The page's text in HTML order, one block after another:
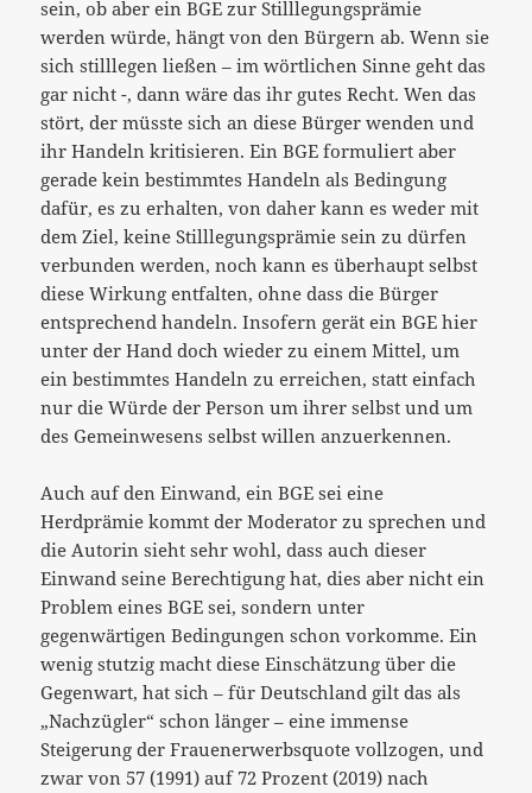
sein, ob aber ein BGE zur Stilllegungsprämie
werden würde, hängt von den Bürgern ab. Wenn sie
sich stilllegen ließen – im wörtlichen Sinne geht das
gar nicht -, dann wäre das ihr gutes Recht. Wen das
stört, der müsste sich an diese Bürger wenden und
ihr Handeln kritisieren. Ein BGE formuliert aber
gerade kein bestimmtes Handeln als Bedingung
dafür, es zu erhalten, von daher kann es weder mit
dem Ziel, keine Stilllegungsprämie sein zu dürfen
verbunden werden, noch kann es überhaupt selbst
diese Wirkung entfalten, ohne dass die Bürger
entsprechend handeln. Insofern gerät ein BGE hier
unter der Hand doch wieder zu einem Mittel, um
ein bestimmtes Handeln zu erreichen, statt einfach
nur die Würde der Person um ihrer selbst und um
des Gemeinwesens selbst willen anzuerkennen.
Auch auf den Einwand, ein BGE sei eine
Herdprämie kommt der Moderator zu sprechen und
die Autorin sieht sehr wohl, dass auch dieser
Einwand seine Berechtigung hat, dies aber nicht ein
Problem eines BGE sei, sondern unter
gegenwärtigen Bedingungen schon vorkomme. Ein
wenig stutzig macht diese Einschätzung über die
Gegenwart, hat sich – für Deutschland gilt das als
„Nachzügler“ schon länger – eine immense
Steigerung der Frauenerwerbsquote vollzogen, und
zwar von 57 (1991) auf 72 Prozent (2019) nach